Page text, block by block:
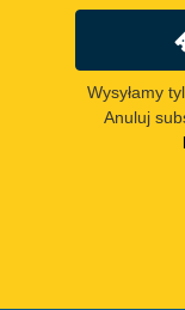
Wysyłamy
Anuluj